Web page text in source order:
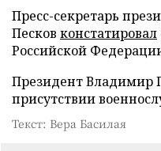
Пресс-секретарь
Песков констатировал
Российской
Президент Владимир
присутствии
Текст: Вера Басилая